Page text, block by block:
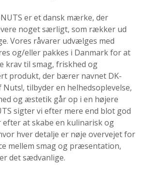
er et dansk mærke, der
noget særligt, som rækker ud
Vores råvarer udvælges med
og/eller pakkes i Danmark for at
krav til smag, friskhed og
produkt, der bærer navnet DK-
Nuts!, tilbyder en helhedsoplevelse,
og æstetik går op i en højere
sigter vi efter mere end blot god
at skabe en kulinarisk og
hver detalje er nøje overvejet for
mellem smag og præsentation,
det sædvanlige.